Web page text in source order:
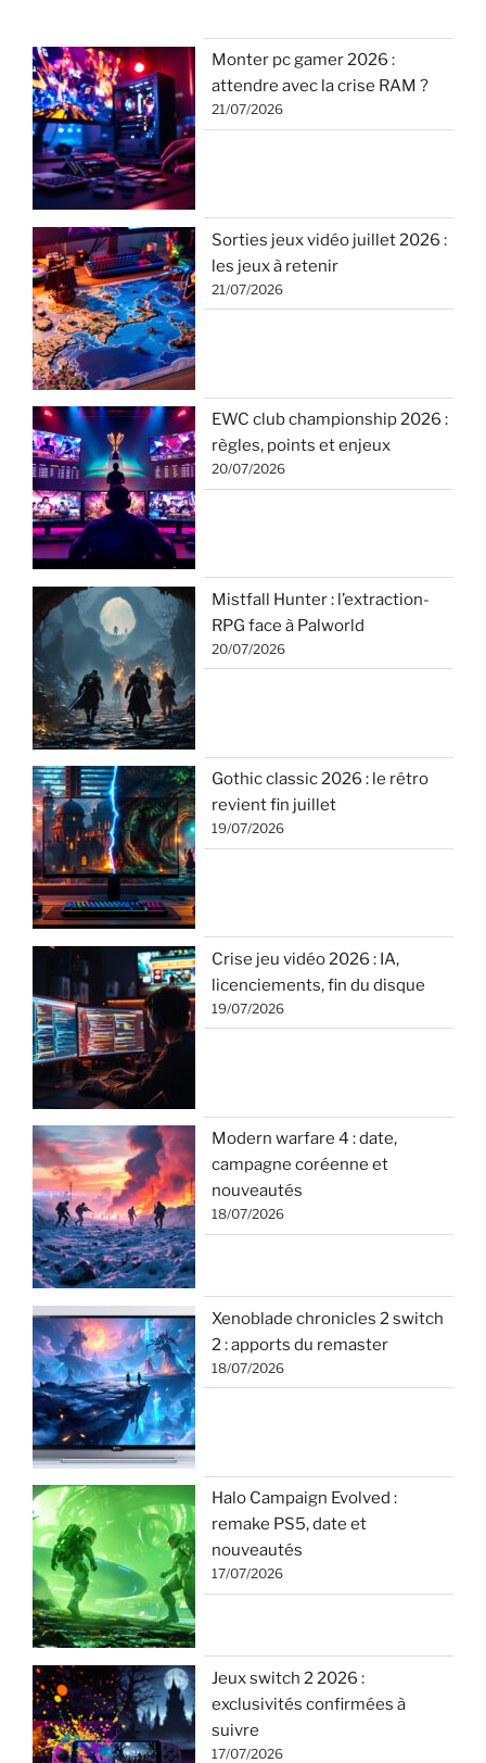
Monter pc gamer 2026 :
attendre avec la crise RAM ?
21/07/2026
Sorties jeux vidéo juillet 2026 :
les jeux à retenir
21/07/2026
EWC club championship 2026 :
règles, points et enjeux
20/07/2026
Mistfall Hunter : l’extraction-
RPG face à Palworld
20/07/2026
Gothic classic 2026 : le rétro
revient fin juillet
19/07/2026
Crise jeu vidéo 2026 : IA,
licenciements, fin du disque
19/07/2026
Modern warfare 4 : date,
campagne coréenne et
nouveautés
18/07/2026
Xenoblade chronicles 2 switch
2 : apports du remaster
18/07/2026
Halo Campaign Evolved :
remake PS5, date et
nouveautés
17/07/2026
Jeux switch 2 2026 :
exclusivités confirmées à
suivre
17/07/2026